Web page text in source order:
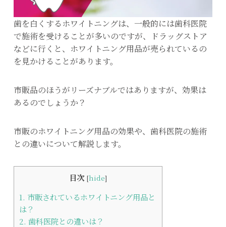
歯を白くするホワイトニングは、一般的には歯科医院
で施術を受けることが多いのですが、ドラッグストア
などに行くと、ホワイトニング用品が売られているの
を見かけることがあります。
市販品のほうがリーズナブルではありますが、効果は
あるのでしょうか？
市販のホワイトニング用品の効果や、歯科医院の施術
との違いについて解説します。
目次 [hide]
1. 市販されているホワイトニング用品と
は？
2. 歯科医院との違いは？